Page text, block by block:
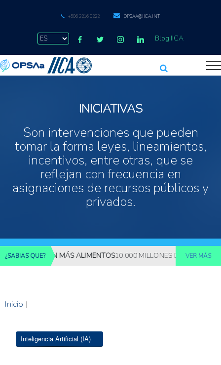
+506 2216 0222 OPSAA@IICA.INT
Blog IICA
INICIATIVAS
Son intervenciones que pueden
tomar la forma leyes, lineamientos,
incentivos, entre otras, que se
reflejan con frecuencia en
asignaciones de recursos públicos y
privados.
¿SABIAS QUE?MÁS ALIMENTOS10.000 MILLONES DE PERSONAS
VER MÁS
Inicio |
Inteligencia Artificial (IA)